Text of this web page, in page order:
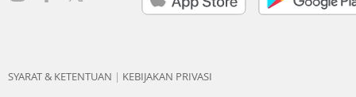
• 1x Kabel Charger
SYARAT & KETENTUAN | KEBIJAKAN PRIVASI